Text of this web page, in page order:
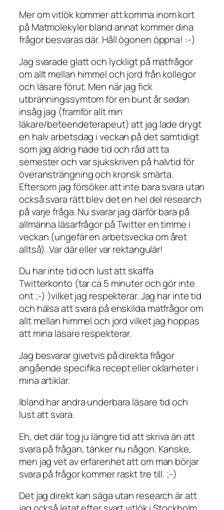
Mer om vitlök kommer att komma inom kort
på Matmolekyler bland annat kommer dina
frågor besvaras där. Håll ögonen öppna! :-)
Jag svarade glatt och lyckligt på matfrågor
om allt mellan himmel och jord från kollegor
och läsare förut. Men när jag fick
utbränningssymtom för en bunt år sedan
insåg jag (framför allt min
läkare/beteendeterapeut) att jag lade drygt
en halv arbetsdag i veckan på det samtidigt
som jag aldrig hade tid och råd att ta
semester och var sjukskriven på halvtid för
överansträngning och kronsk smärta.
Eftersom jag försöker att inte bara svara utan
också svara rätt blev det en hel del research
på varje fråga. Nu svarar jag därför bara på
allmänna läsarfrågor på Twitter en timme i
veckan (ungefär en arbetsvecka om året
alltså). Var där eller var rektangulär!
Du har inte tid och lust att skaffa
Twitterkonto (tar ca 5 minuter och gör inte
ont ;-) )vilket jag respekterar. Jag har inte tid
och hälsa att svara på enskilda matfrågor om
allt mellan himmel och jord vilket jag hoppas
att mina läsare respekterar.
Jag besvarar givetvis på direkta frågor
angående specifika recept eller oklarheter i
mina artiklar.
Ibland har andra underbara läsare tid och
lust att svara.
Eh, det där tog ju längre tid att skriva än att
svara på frågan, tänker nu någon. Kanske,
men jag vet av erfarenhet att om man börjar
svara på frågor kommer raskt tre till. ;-)
Det jag direkt kan säga utan research är att